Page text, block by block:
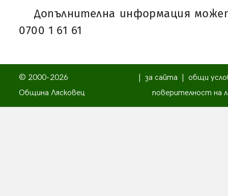
Допълнителна информация
0700 1 61 61
© 2000-2026
Община Лясковец
за сайта
общи
поверителност на